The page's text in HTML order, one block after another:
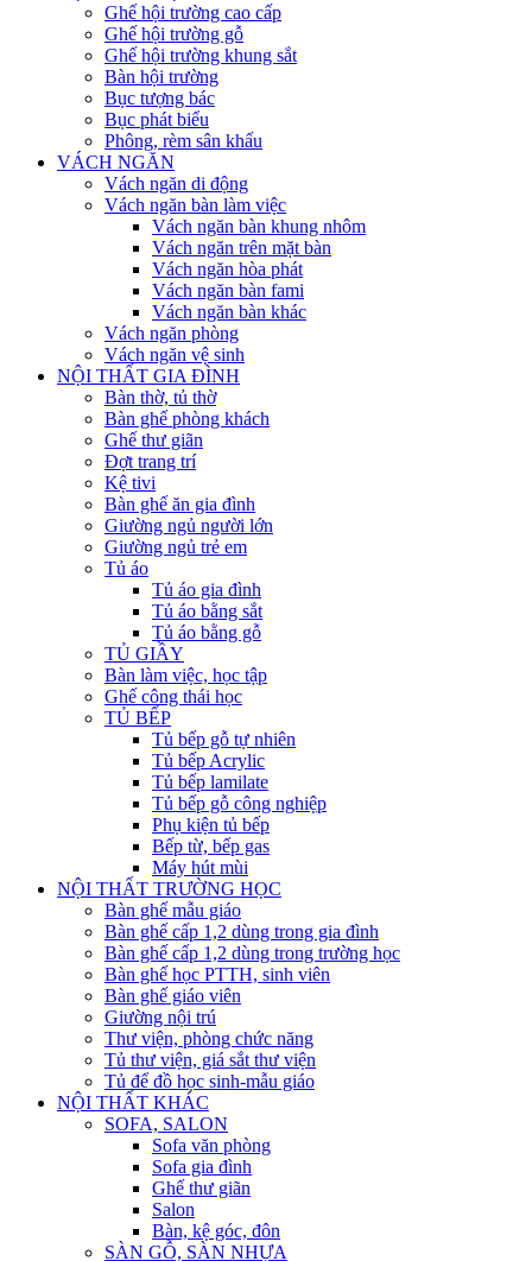
Ghế hội trường cao cấp
Ghế hội trường gỗ
Ghế hội trường khung sắt
Bàn hội trường
Bục tượng bác
Bục phát biểu
Phông, rèm sân khấu
VÁCH NGĂN
Vách ngăn di động
Vách ngăn bàn làm việc
Vách ngăn bàn khung nhôm
Vách ngăn trên mặt bàn
Vách ngăn hòa phát
Vách ngăn bàn fami
Vách ngăn bàn khác
Vách ngăn phòng
Vách ngăn vệ sinh
NỘI THẤT GIA ĐÌNH
Bàn thờ, tủ thờ
Bàn ghế phòng khách
Ghế thư giãn
Đợt trang trí
Kệ tivi
Bàn ghế ăn gia đình
Giường ngủ người lớn
Giường ngủ trẻ em
Tủ áo
Tủ áo gia đình
Tủ áo bằng sắt
Tủ áo bằng gỗ
TỦ GIẦY
Bàn làm việc, học tập
Ghế công thái học
TỦ BẾP
Tủ bếp gỗ tự nhiên
Tủ bếp Acrylic
Tủ bếp lamilate
Tủ bếp gỗ công nghiệp
Phụ kiện tủ bếp
Bếp từ, bếp gas
Máy hút mùi
NỘI THẤT TRƯỜNG HỌC
Bàn ghế mẫu giáo
Bàn ghế cấp 1,2 dùng trong gia đình
Bàn ghế cấp 1,2 dùng trong trường học
Bàn ghế học PTTH, sinh viên
Bàn ghế giáo viên
Giường nội trú
Thư viện, phòng chức năng
Tủ thư viện, giá sắt thư viện
Tủ để đồ học sinh-mẫu giáo
NỘI THẤT KHÁC
SOFA, SALON
Sofa văn phòng
Sofa gia đình
Ghế thư giãn
Salon
Bàn, kệ góc, đôn
SÀN GỖ, SÀN NHỰA